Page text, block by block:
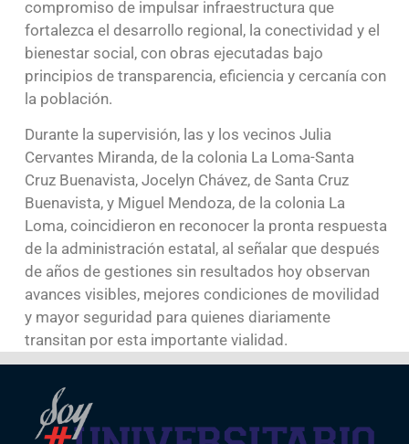
compromiso de impulsar infraestructura que
fortalezca el desarrollo regional, la conectividad y el
bienestar social, con obras ejecutadas bajo
principios de transparencia, eficiencia y cercanía con
la población.
Durante la supervisión, las y los vecinos Julia
Cervantes Miranda, de la colonia La Loma-Santa
Cruz Buenavista, Jocelyn Chávez, de Santa Cruz
Buenavista, y Miguel Mendoza, de la colonia La
Loma, coincidieron en reconocer la pronta respuesta
de la administración estatal, al señalar que después
de años de gestiones sin resultados hoy observan
avances visibles, mejores condiciones de movilidad
y mayor seguridad para quienes diariamente
transitan por esta importante vialidad.